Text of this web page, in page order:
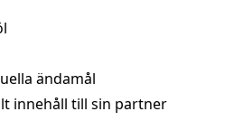
ändamål
innehåll till sin partner